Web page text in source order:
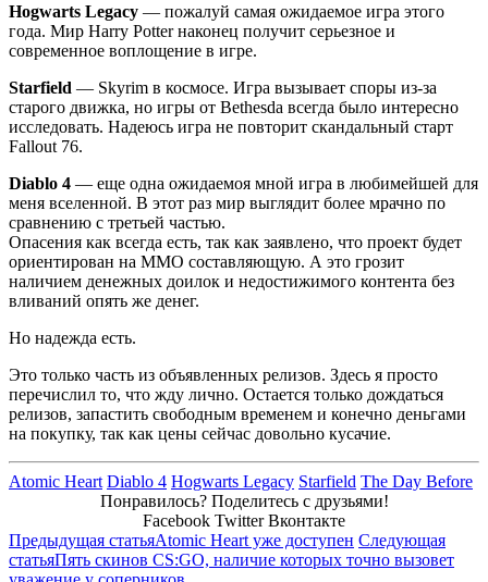
Hogwarts Legacy — пожалуй самая ожидаемое игра этого
года. Мир Harry Potter наконец получит серьезное и
современное воплощение в игре.
Starfield — Skyrim в космосе. Игра вызывает споры из-за
старого движка, но игры от Bethesda всегда было интересно
исследовать. Надеюсь игра не повторит скандальный старт
Fallout 76.
Diablo 4 — еще одна ожидаемоя мной игра в любимейшей для
меня вселенной. В этот раз мир выглядит более мрачно по
сравнению с третьей частью.
Опасения как всегда есть, так как заявлено, что проект будет
ориентирован на ММО составляющую. А это грозит
наличием денежных доилок и недостижимого контента без
вливаний опять же денег.
Но надежда есть.
Это только часть из объявленных релизов. Здесь я просто
перечислил то, что жду лично. Остается только дождаться
релизов, запастить свободным временем и конечно деньгами
на покупку, так как цены сейчас довольно кусачие.
Atomic Heart Diablo 4 Hogwarts Legacy Starfield The Day Before
Понравилось? Поделитесь с друзьями!
Facebook Twitter Вконтакте
Предыдущая статьяAtomic Heart уже доступен Следующая
статьяПять скинов CS:GO, наличие которых точно вызовет